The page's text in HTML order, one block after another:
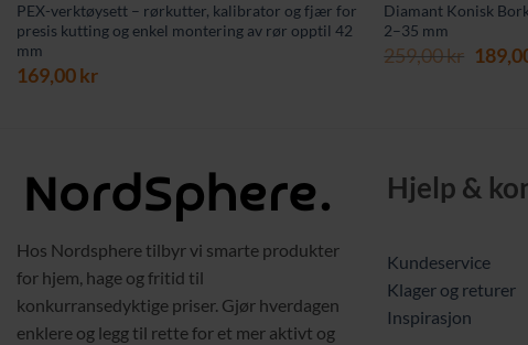
PEX-verktøysett – rørkutter, kalibrator og fjær for
presis kutting og enkel montering av rør opptil 42
mm
169,00kr
Diamant Konisk
2–35 mm
259,00kr
Hos Nordsphere tilbyr vi smarte produkter
for hjem, hage og fritid til
konkurransedyktige priser. Gjør hverdagen
enklere og legg til rette for et mer aktivt og
Hjelp &
Kundeservice
Klager og returer
Inspirasjon